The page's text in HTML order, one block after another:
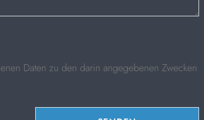
Daten zu den darin angegebenen Zwecken